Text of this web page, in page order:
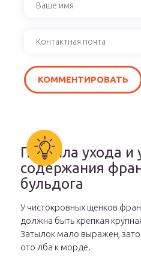
Правила ухода и
содержания
бульдога
У чистокровных щенков
должна быть крепкая
Затылок мало выражен,
ото лба к морде.